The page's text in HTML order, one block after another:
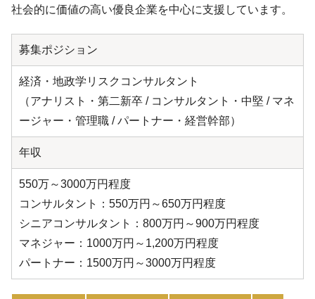
社会的に価値の高い優良企業を中心に支援しています。
募集ポジション
経済・地政学リスクコンサルタント
（アナリスト・第二新卒 / コンサルタント・中堅 / マネ
ージャー・管理職 / パートナー・経営幹部）
年収
550万～3000万円程度
コンサルタント：550万円～650万円程度
シニアコンサルタント：800万円～900万円程度
マネジャー：1000万円～1,200万円程度
パートナー：1500万円～3000万円程度